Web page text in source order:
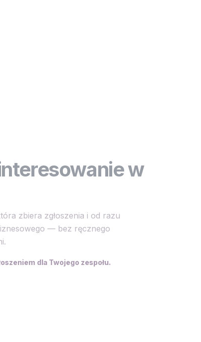
w
zbiera zgłoszenia i od razu
— bez ręcznego
dla Twojego zespołu.